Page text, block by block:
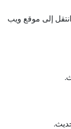
إلى موقع ويب